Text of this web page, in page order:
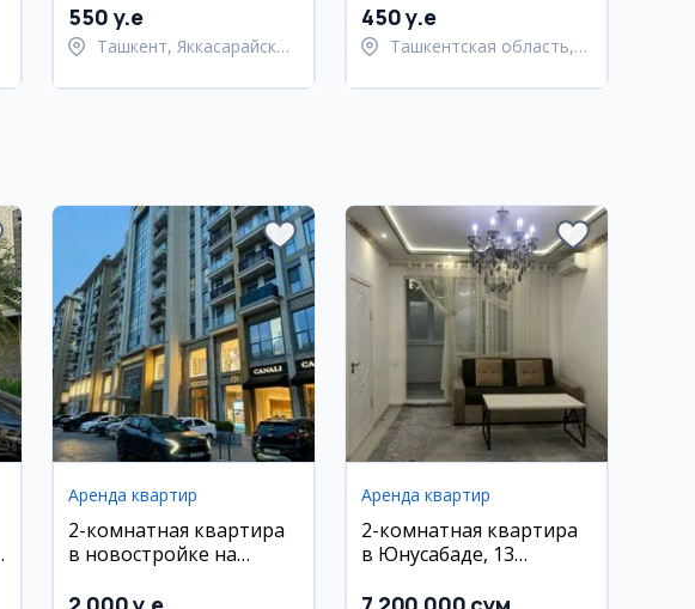
550 y.e
Ташкент, Яккасарайский
450 y.e
Ташкентская область,
Аренда квартир
2-комнатная квартира
в новостройке на
с метро Ойбек
Аренда квартир
2-комнатная квартира
в Юнусабаде, 13